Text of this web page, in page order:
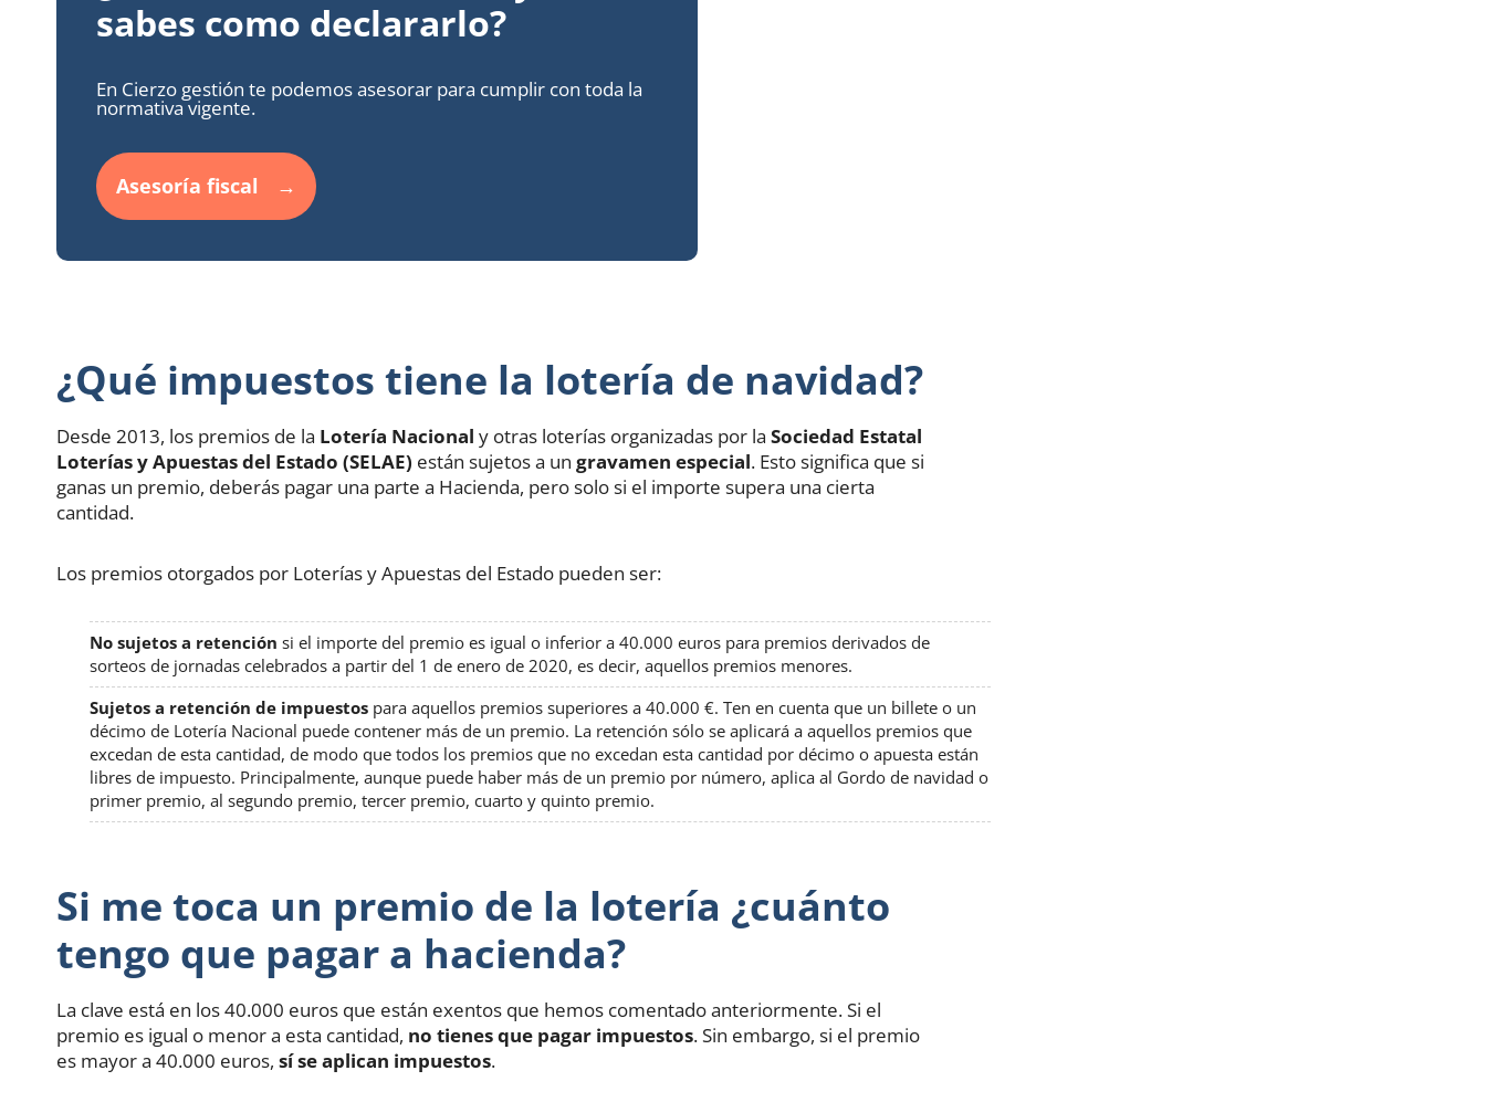
sabes como declararlo?
En Cierzo gestión te podemos asesorar para cumplir con toda la
normativa vigente.
Asesoría fiscal
¿Qué impuestos tiene la lotería de navidad?
Desde 2013, los premios de la Lotería Nacional y otras loterías organizadas por la Sociedad Estatal
Loterías y Apuestas del Estado (SELAE) están sujetos a un gravamen especial. Esto significa que si
ganas un premio, deberás pagar una parte a Hacienda, pero solo si el importe supera una cierta
cantidad.
Los premios otorgados por Loterías y Apuestas del Estado pueden ser:
No sujetos a retención si el importe del premio es igual o inferior a 40.000 euros para premios derivados de
sorteos de jornadas celebrados a partir del 1 de enero de 2020, es decir, aquellos premios menores.
Sujetos a retención de impuestos para aquellos premios superiores a 40.000 €. Ten en cuenta que un billete o un
décimo de Lotería Nacional puede contener más de un premio. La retención sólo se aplicará a aquellos premios que
excedan de esta cantidad, de modo que todos los premios que no excedan esta cantidad por décimo o apuesta están
libres de impuesto. Principalmente, aunque puede haber más de un premio por número, aplica al Gordo de navidad o
primer premio, al segundo premio, tercer premio, cuarto y quinto premio.
Si me toca un premio de la lotería ¿cuánto
tengo que pagar a hacienda?
La clave está en los 40.000 euros que están exentos que hemos comentado anteriormente. Si el
premio es igual o menor a esta cantidad, no tienes que pagar impuestos. Sin embargo, si el premio
es mayor a 40.000 euros, sí se aplican impuestos.